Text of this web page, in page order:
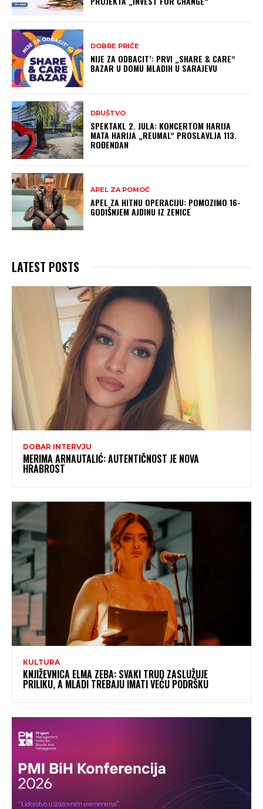
DOBRE PRIČE
NIJE ZA ODBACIT’: PRVI „SHARE & CARE“
BAZAR U DOMU MLADIH U SARAJEVU
DRUŠTVO
SPEKTAKL 2. JULA: KONCERTOM HARIJA
MATA HARIJA „REUMAL“ PROSLAVLJA 113.
ROĐENDAN
APEL ZA POMOĆ
APEL ZA HITNU OPERACIJU: POMOZIMO 16-
GODIŠNJEM AJDINU IZ ZENICE
LATEST POSTS
DOBAR INTERVJU
MERIMA ARNAUTALIĆ: AUTENTIČNOST JE NOVA
HRABROST
KULTURA
KNJIŽEVNICA ELMA ZEBA: SVAKI TRUD ZASLUŽUJE
PRILIKU, A MLADI TREBAJU IMATI VEĆU PODRŠKU